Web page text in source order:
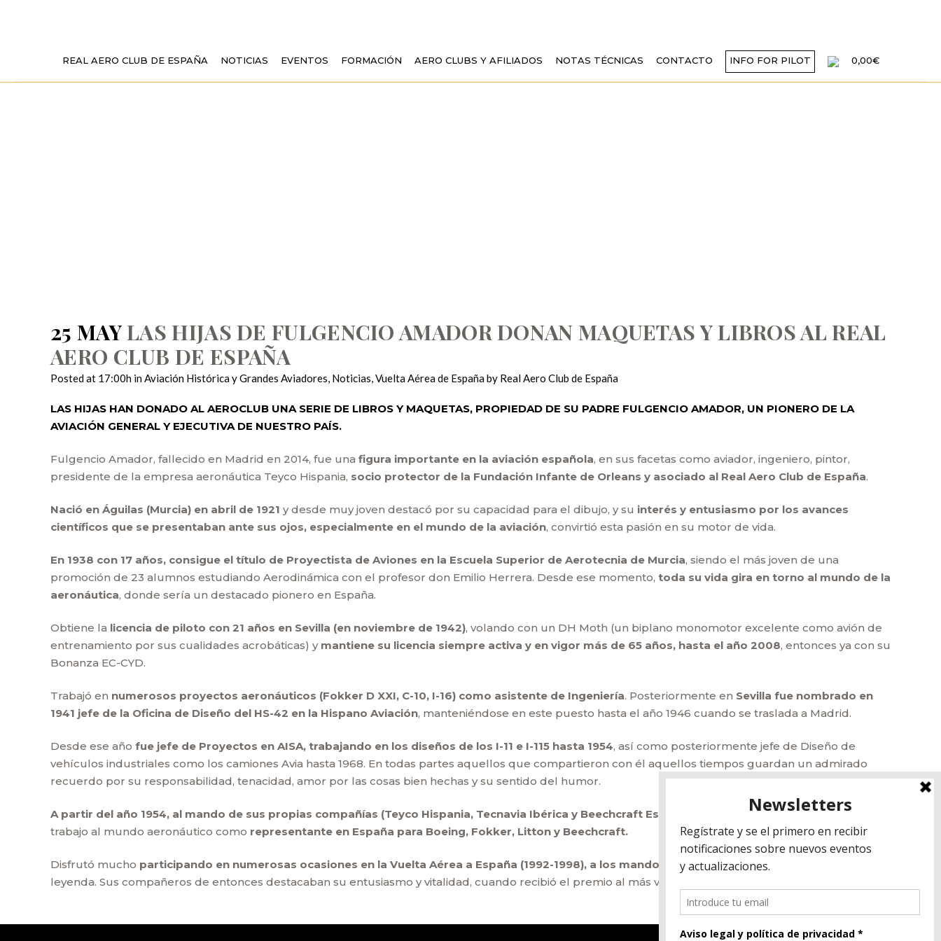
REAL AERO CLUB DE ESPAÑA NOTICIAS EVENTOS FORMACIÓN AERO CLUBS Y AFILIADOS NOTAS TÉCNICAS CONTACTO INFO FOR PILOT 0,00€
25 MAYLAS HIJAS DE FULGENCIO AMADOR DONAN MAQUETAS Y LIBROS AL REAL
AERO CLUB DE ESPAÑA
Posted at 17:00h inAviación Histórica y Grandes Aviadores, Noticias,Vuelta Aérea de Españaby Real Aero Club de España
LAS HIJAS HAN DONADO AL AEROCLUB UNA SERIE DE LIBROS Y MAQUETAS, PROPIEDAD DE SU PADRE FULGENCIO AMADOR, UN PIONERO DE LA
AVIACIÓN GENERAL Y EJECUTIVA DE NUESTRO PAÍS.
Fulgencio Amador, fallecido en Madrid en 2014, fue una figura importante en la aviación española, en sus facetas como aviador, ingeniero, pintor,
presidente de la empresa aeronáutica Teyco Hispania, socio protector de la Fundación Infante de Orleans y asociado al Real Aero Club de España.
Nació en Águilas (Murcia) en abril de 1921 y desde muy joven destacó por su capacidad para el dibujo, y su interés y entusiasmo por los avances
científicos que se presentaban ante sus ojos, especialmente en el mundo de la aviación, convirtió esta pasión en su motor de vida.
En 1938 con 17 años, consigue el título de Proyectista de Aviones en la Escuela Superior de Aerotecnia de Murcia, siendo el más joven de una
promoción de 23 alumnos estudiando Aerodinámica con el profesor don Emilio Herrera. Desde ese momento, toda su vida gira en torno al mundo de la
aeronáutica, donde sería un destacado pionero en España.
Obtiene la licencia de piloto con 21 años en Sevilla (en noviembre de 1942), volando con un DH Moth (un biplano monomotor excelente como avión de
entrenamiento por sus cualidades acrobáticas) y mantiene su licencia siempre activa y en vigor más de 65 años, hasta el año 2008, entonces ya con su
Bonanza EC-CYD.
Trabajó en numerosos proyectos aeronáuticos (Fokker D XXI, C-10, I-16) como asistente de Ingeniería. Posteriormente en Sevilla fue nombrado en
1941 jefe de la Oficina de Diseño del HS-42 en la Hispano Aviación, manteniéndose en este puesto hasta el año 1946 cuando se traslada a Madrid.
Desde ese año fue jefe de Proyectos en AISA, trabajando en los diseños de los I-11 e I-115 hasta 1954, así como posteriormente jefe de Diseño de
vehículos industriales como los camiones Avia hasta 1968. En todas partes aquellos que compartieron con él aquellos tiempos guardan un admirado
recuerdo por su responsabilidad, tenacidad, amor por las cosas bien hechas y su sentido del humor.
A partir del año 1954, al mando de sus propias compañías (Teyco Hispania, Tecnavia Ibérica y Beechcraft Española)
, dedica parte de su actividad y
trabajo al mundo aeronáutico como representante en España para Boeing, Fokker, Litton y Beechcraft.
Disfrutó mucho participando en numerosas ocasiones en la Vuelta Aérea a España (1992-1998), a los mandos de su Bonanza EC-CYD
leyenda. Sus compañeros de entonces destacaban su entusiasmo y vitalidad, cuando recibió el premio al más veterano de la Vuelta, con sus 77 años.